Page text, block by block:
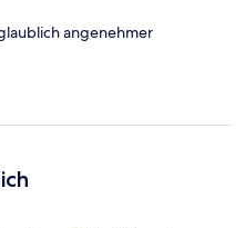
angenehmer